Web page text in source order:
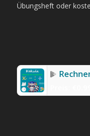
Übungsheft oder